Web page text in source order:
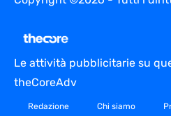
Le attività pubblicitarie su
theCoreAdv
Redazione Chi siamo